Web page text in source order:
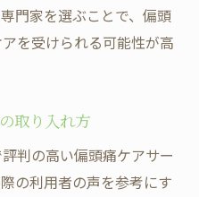
門家を選ぶことで、偏頭
を受けられる可能性が高
取り入れ方
判の高い偏頭痛ケアサー
の利用者の声を参考にす